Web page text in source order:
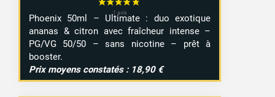
Phoenix 50ml – Ultimate : duo exotique
ananas & citron avec fraîcheur intense –
PG/VG 50/50 – sans nicotine – prêt à
booster.
Prix moyens constatés : 18,90 €